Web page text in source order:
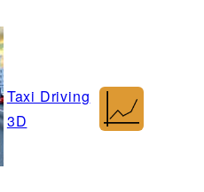
Taxi Driving
3D